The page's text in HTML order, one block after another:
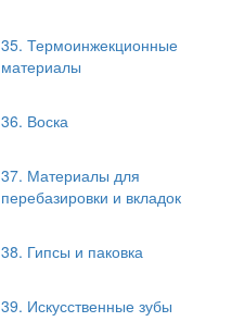
35. Термоинжекционные
материалы
36. Воска
37. Материалы для
перебазировки и вкладок
38. Гипсы и паковка
39. Искусственные зубы